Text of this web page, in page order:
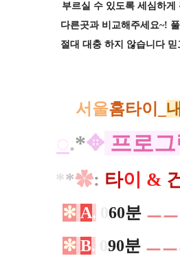
부르실 수 있도록 세심하게
다른곳과 비교해주세요~!
절대 대충 하지 않습니다
서울홈타이 내
◌.*​✥ 프로그
**✿: 타이 &
✻ A. 60분 ㅡㅡ
✻ B. 90분 ㅡㅡ